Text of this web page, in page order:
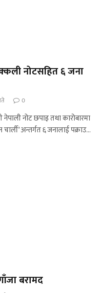
नोटसहित ६ जना
0
नोट छपाइ तथा कारोबारमा
अन्तर्गत ६ जनालाई पक्राउ…
बरामद